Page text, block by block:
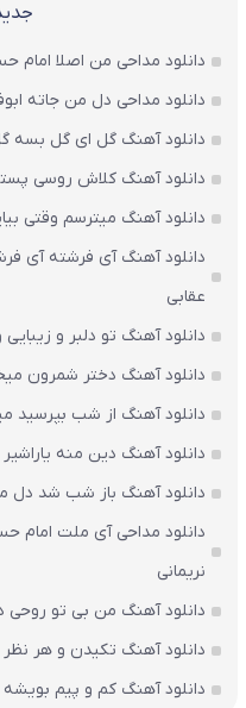
دانلود مداحی من اصلا امام
دانلود مداحی دل من جاته
دانلود آهنگ گل ای گل بسه
دانلود آهنگ کلاش روسی پستو جیم ۱۱
دانلود آهنگ میترسم وقتی
دانلود آهنگ آی فرشته آی
عقابی
دانلود آهنگ تو دلبر و
دانلود آهنگ دختر شمرون
دانلود آهنگ از شب بپرسید
دانلود آهنگ دین منه
دانلود آهنگ باز شب شد دل
دانلود مداحی آی ملت امام
نریمانی
دانلود آهنگ من بی تو روحی
دانلود آهنگ تکیدن و هر
دانلود آهنگ کم و پیم بویشه